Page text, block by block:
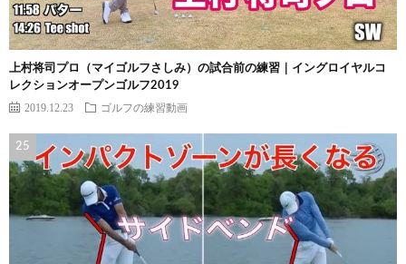
上村将司プロ（マイゴルフさしみ）の試合前の練習｜イングロイヤルコ
レクションオープンゴルフ2019
2019.12.23 ゴルフの練習動画